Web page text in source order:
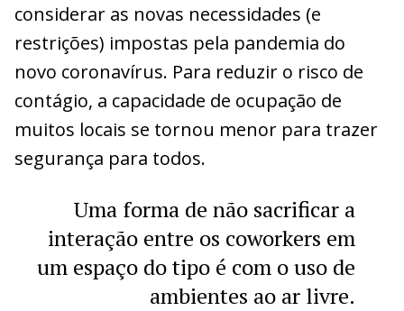
considerar as novas necessidades (e
restrições) impostas pela pandemia do
novo coronavírus. Para reduzir o risco de
contágio, a capacidade de ocupação de
muitos locais se tornou menor para trazer
segurança para todos.
Uma forma de não sacrificar a
interação entre os coworkers em
um espaço do tipo é com o uso de
ambientes ao ar livre.